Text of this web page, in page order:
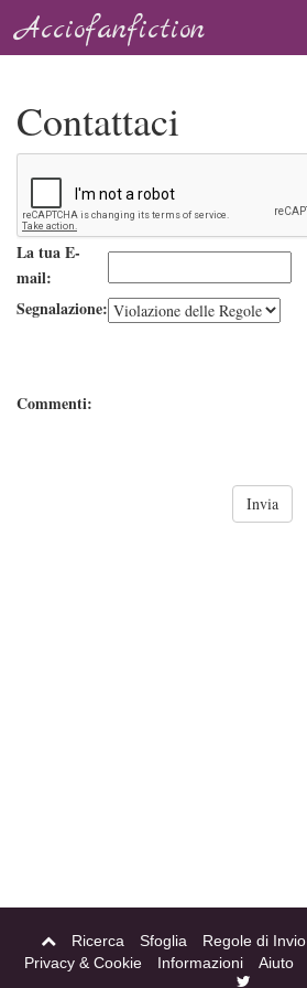
Acciofanfiction
Contattaci
La tua E-
mail:
Segnalazione:
Commenti:
Ricerca Sfoglia Regole di Invio
Privacy & Cookie
Informazioni Aiuto